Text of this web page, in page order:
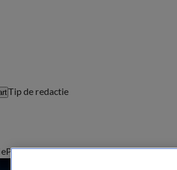
Tip de redactie
PanelVideo's